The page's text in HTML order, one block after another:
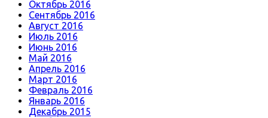
Октябрь 2016
Сентябрь 2016
Август 2016
Июль 2016
Июнь 2016
Май 2016
Апрель 2016
Март 2016
Февраль 2016
Январь 2016
Декабрь 2015